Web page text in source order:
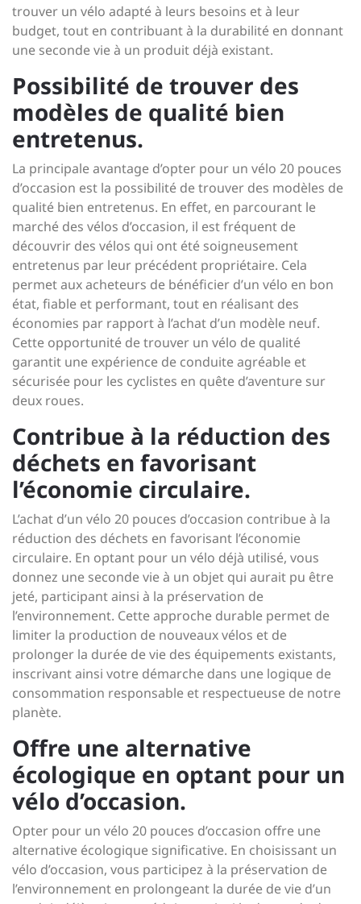
trouver un vélo adapté à leurs besoins et à leur
budget, tout en contribuant à la durabilité en donnant
une seconde vie à un produit déjà existant.
Possibilité de trouver des
modèles de qualité bien
entretenus.
La principale avantage d’opter pour un vélo 20 pouces
d’occasion est la possibilité de trouver des modèles de
qualité bien entretenus. En effet, en parcourant le
marché des vélos d’occasion, il est fréquent de
découvrir des vélos qui ont été soigneusement
entretenus par leur précédent propriétaire. Cela
permet aux acheteurs de bénéficier d’un vélo en bon
état, fiable et performant, tout en réalisant des
économies par rapport à l’achat d’un modèle neuf.
Cette opportunité de trouver un vélo de qualité
garantit une expérience de conduite agréable et
sécurisée pour les cyclistes en quête d’aventure sur
deux roues.
Contribue à la réduction des
déchets en favorisant
l’économie circulaire.
L’achat d’un vélo 20 pouces d’occasion contribue à la
réduction des déchets en favorisant l’économie
circulaire. En optant pour un vélo déjà utilisé, vous
donnez une seconde vie à un objet qui aurait pu être
jeté, participant ainsi à la préservation de
l’environnement. Cette approche durable permet de
limiter la production de nouveaux vélos et de
prolonger la durée de vie des équipements existants,
inscrivant ainsi votre démarche dans une logique de
consommation responsable et respectueuse de notre
planète.
Offre une alternative
écologique en optant pour un
vélo d’occasion.
Opter pour un vélo 20 pouces d’occasion offre une
alternative écologique significative. En choisissant un
vélo d’occasion, vous participez à la préservation de
l’environnement en prolongeant la durée de vie d’un